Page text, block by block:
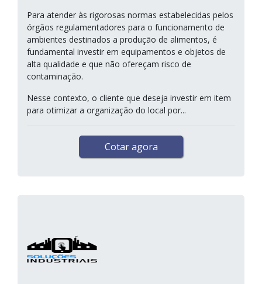
Para atender às rigorosas normas estabelecidas pelos
órgãos regulamentadores para o funcionamento de
ambientes destinados a produção de alimentos, é
fundamental investir em equipamentos e objetos de
alta qualidade e que não ofereçam risco de
contaminação.
Nesse contexto, o cliente que deseja investir em item
para otimizar a organização do local por...
Cotar agora